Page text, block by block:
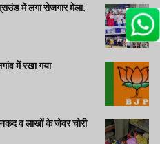
में लगा रोजगार मेला,
में रखा गया
व लाखों के जेवर चोरी